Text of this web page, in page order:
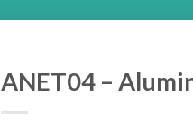
ANET04 –